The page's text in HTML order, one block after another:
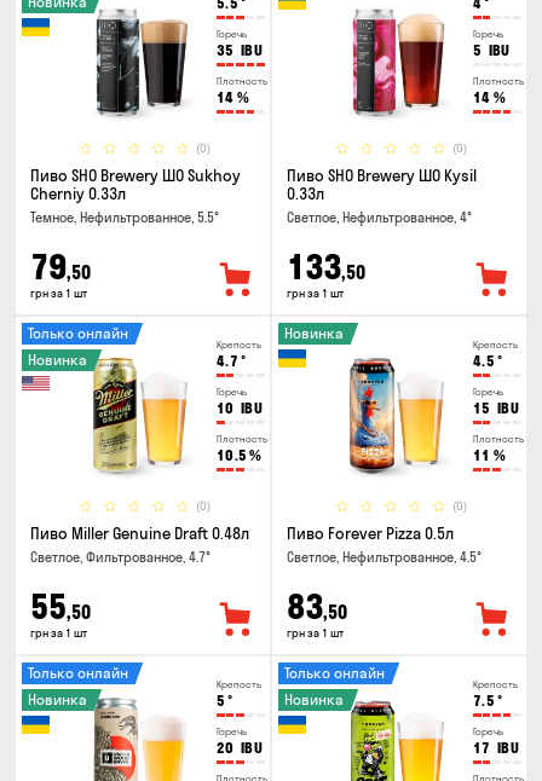
Горечь
35 IBU
Плотность
14 %
(0)
Пиво SHO Brewery ШО Sukhoy
Cherniy 0.33л
Темное, Нефильтрованное, 5.5°
79,50
грн за 1 шт
Горечь
5 IBU
Плотность
14 %
(0)
Пиво SHO Brewery ШО Kysil
0.33л
Светлое, Нефильтрованное, 4°
133,50
грн за 1 шт
Крепость
4.7 °
Горечь
10 IBU
Плотность
10.5 %
(0)
Только онлайн
Новинка
Пиво Miller Genuine Draft 0.48л
Светлое, Фильтрованное, 4.7°
55,50
грн за 1 шт
Крепость
4.5 °
Горечь
15 IBU
Плотность
11 %
(0)
Новинка
Пиво Forever Pizza 0.5л
Светлое, Нефильтрованное, 4.5°
83,50
грн за 1 шт
Крепость
5 °
Горечь
20 IBU
Плотность
Только онлайн
Новинка
Крепость
7.5 °
Горечь
17 IBU
Плотность
Только онлайн
Новинка